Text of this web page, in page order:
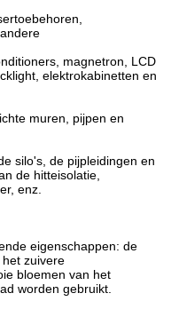
magnetron, LCD
elektrokabinetten en
muren, pijpen en
silo's, de pijpleidingen en
de hitteisolatie,
enz.
eigenschappen: de
zuivere
bloemen van het
worden gebruikt.